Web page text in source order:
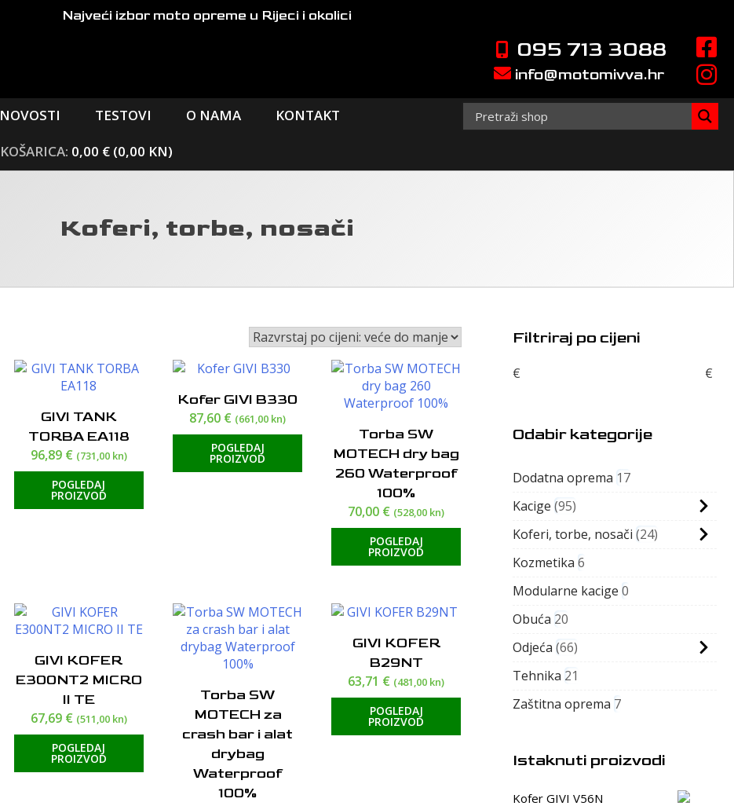
Najveći izbor moto opreme u Rijeci i okolici
095 713 3088
info@motomivva.hr
NOVOSTI TESTOVI O NAMA
KONTAKT
0,00 € (0,00 KN)
Koferi, torbe, nosači
GIVI TANK
TORBA EA118
96,89 € (731,00 kn)
POGLEDAJ
PROIZVOD
Kofer GIVI B330
87,60 € (661,00 kn)
POGLEDAJ
PROIZVOD
Torba SW
MOTECH dry bag
260 Waterproof
100%
70,00 € (528,00 kn)
POGLEDAJ
PROIZVOD
GIVI KOFER
E300NT2 MICRO
II TE
67,69 € (511,00 kn)
POGLEDAJ
PROIZVOD
Torba SW
MOTECH za
crash bar i alat
drybag
Waterproof
100%
GIVI KOFER
B29NT
63,71 € (481,00 kn)
POGLEDAJ
PROIZVOD
Filtriraj po cijeni
€ €
Odabir kategorije
Dodatna oprema 17
Kacige 95
Koferi, torbe, nosači 24
Kozmetika 6
Modularne kacige 0
Obuća 20
Odjeća 66
Tehnika 21
Zaštitna oprema 7
Istaknuti proizvodi
Kofer GIVI V56N